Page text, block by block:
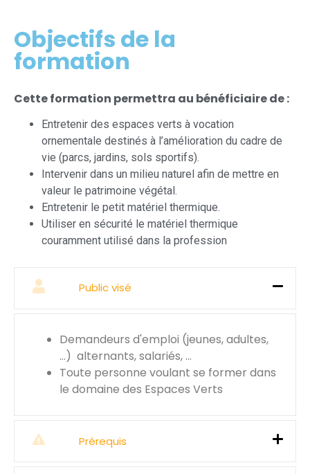
Objectifs de la
formation
Cette formation permettra au bénéficiaire de :
Entretenir des espaces verts à vocation
ornementale destinés à l’amélioration du cadre de
vie (parcs, jardins, sols sportifs).
Intervenir dans un milieu naturel afin de mettre en
valeur le patrimoine végétal.
Entretenir le petit matériel thermique.
Utiliser en sécurité le matériel thermique
couramment utilisé dans la profession
Public visé
Demandeurs d'emploi (jeunes, adultes,
…) alternants, salariés, …
Toute personne voulant se former dans
le domaine des Espaces Verts
Prérequis